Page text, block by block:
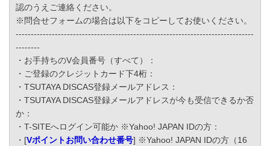
認のうえご連絡ください。
※問合せフォームの場合は以下をコピーしてお使いください。
-------------------------------------------------------------------------------
--------
・お手持ちのV会員番号（すべて）：
・ご登録のクレジットカード下4桁：
・TSUTAYA DISCAS登録メールアドレス：
・TSUTAYA DISCAS登録メールアドレスが今も受信できるか否
か：
・T-SITEへログイン可能か ※Yahoo! JAPAN IDの方：
・[Vポイントお問い合わせ番号] ※Yahoo! JAPAN IDの方（16